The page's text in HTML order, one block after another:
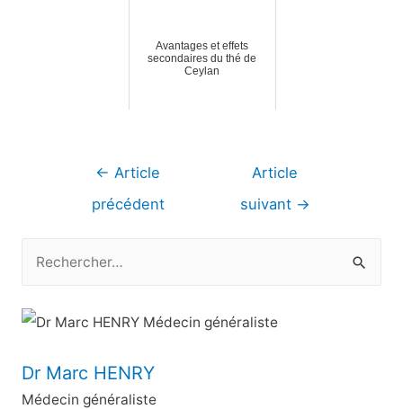
Avantages et effets
secondaires du thé de
Ceylan
Navigation
← Article
précédent
Article
suivant →
c
e
r
Dr Marc HENRY
Médecin généraliste